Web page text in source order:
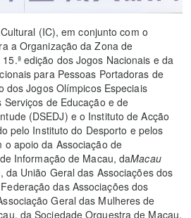
(IC), em conjunto com o
a Organização da Zona de
edição dos Jogos Nacionais e da
para Pessoas Portadoras de
dos Jogos Olímpicos Especiais
de Educação e de
(DSEDJ) e o Instituto de Acção
pelo Instituto do Desporto e pelos
o apoio da Associação de
Informação de Macau, daMacau
, da União Geral das Associações dos
das Associações dos
Geral das Mulheres de
da Sociedade Orquestra de Macau,